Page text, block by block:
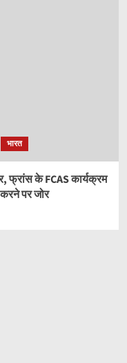
भारत
फ्रांस के FCAS कार्यक्रम
पर जोर